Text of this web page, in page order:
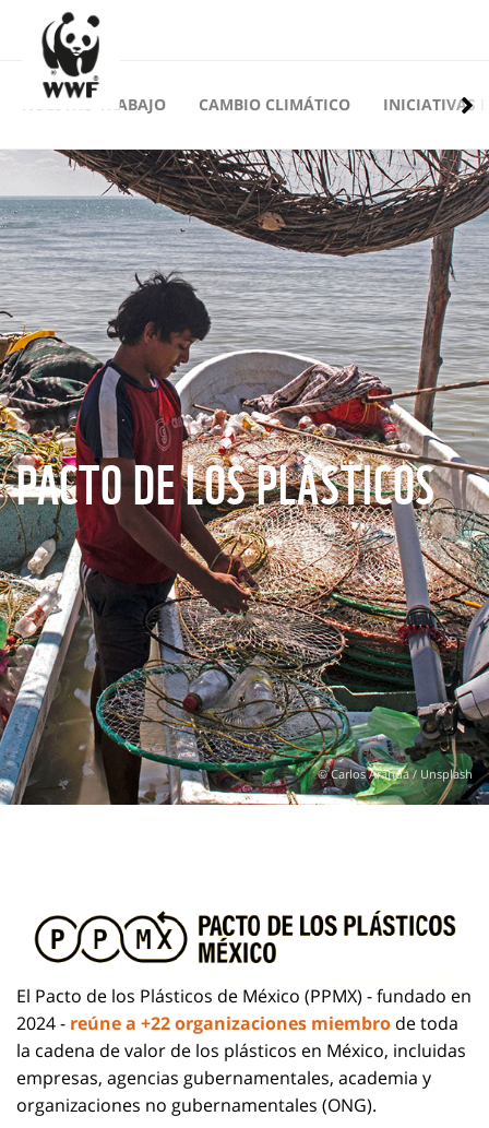
NUESTRO TRABAJO CAMBIO CLIMÁTICO INICIATIVAS
© Carlos Aranda / Unsplash
PACTO DE LOS PLÁSTICOS
El Pacto de los Plásticos de México (PPMX) - fundado en
2024 - reúne a +22 organizaciones miembro de toda
la cadena de valor de los plásticos en México, incluidas
empresas, agencias gubernamentales, academia y
organizaciones no gubernamentales (ONG).